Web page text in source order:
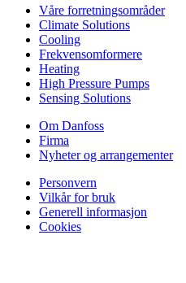
Våre forretningsområder
Climate Solutions
Cooling
Frekvensomformere
Heating
High Pressure Pumps
Sensing Solutions
Om Danfoss
Firma
Nyheter og arrangementer
Personvern
Vilkår for bruk
Generell informasjon
Cookies